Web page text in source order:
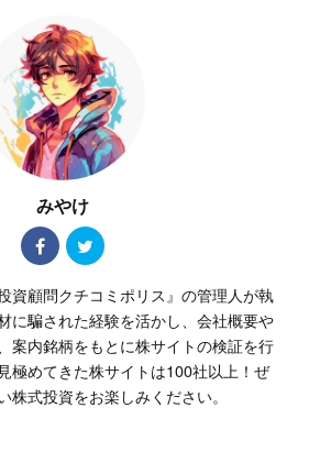
みやけ
資顧問クチコミポリス』の管理人が執
に騙された経験を活かし、会社概要や
案内銘柄をもとに株サイトの検証を行
極めてきた株サイトは100社以上！ぜ
式投資をお楽しみください。